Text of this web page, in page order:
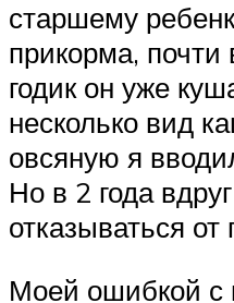
старшему
прикорма, почти
годик он уже
несколько вид
овсяную я
Но в 2 года
отказываться
Моей ошибкой с